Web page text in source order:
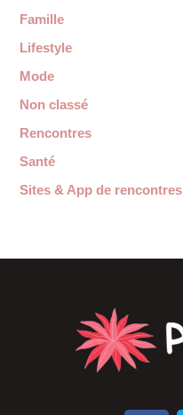
Famille
Lifestyle
Mode
Non classé
Rencontres
Santé
Sites & App de rencontres